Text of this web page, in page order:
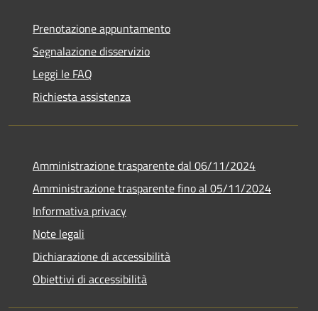
Prenotazione appuntamento
Segnalazione disservizio
Leggi le FAQ
Richiesta assistenza
Amministrazione trasparente dal 06/11/2024
Amministrazione trasparente fino al 05/11/2024
Informativa privacy
Note legali
Dichiarazione di accessibilità
Obiettivi di accessibilità